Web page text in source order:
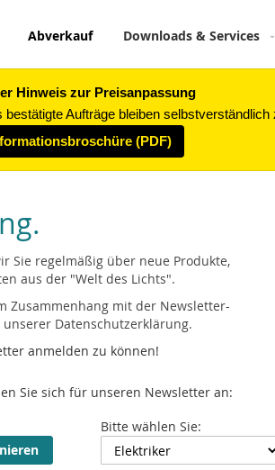
Abverkauf Downloads & Services
Hinweis zur Preisanpassung
Aufträge bleiben
(PDF)
Sie regelmäßig über neue Produkte,
aus der "Welt des Lichts".
Zusammenhang mit der Newsletter-
unserer Datenschutzerklärung.
anmelden zu können!
Sie sich für unseren Newsletter an:
Bitte wählen Sie: